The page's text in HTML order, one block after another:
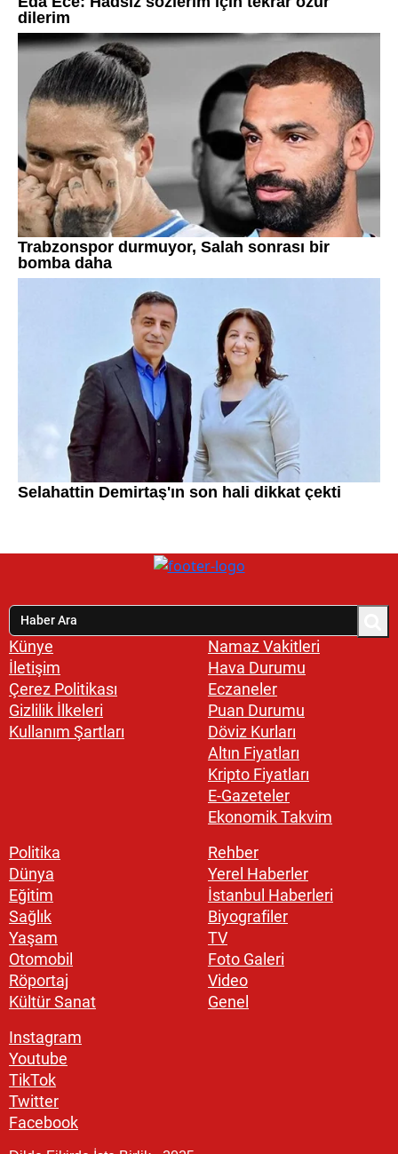
Künye
İletişim
Çerez Politikası
Gizlilik İlkeleri
Kullanım Şartları
Namaz Vakitleri
Hava Durumu
Eczaneler
Puan Durumu
Döviz Kurları
Altın Fiyatları
Kripto Fiyatları
E-Gazeteler
Ekonomik Takvim
Politika
Dünya
Eğitim
Sağlık
Yaşam
Otomobil
Röportaj
Kültür Sanat
Rehber
Yerel Haberler
İstanbul Haberleri
Biyografiler
TV
Foto Galeri
Video
Genel
Instagram
Youtube
TikTok
Twitter
Facebook